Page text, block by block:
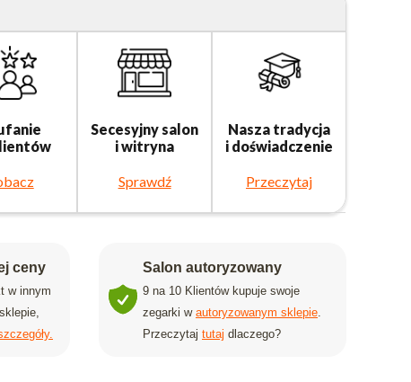
Secesyjny salon
i witryna
Sprawdź
Nasza tradycja
i doświadczenie
Przeczytaj
ceny
w innym
Salon autoryzowany
9 na 10 Klientów kupuje swoje
zegarki w autoryzowanym sklepie.
Przeczytaj tutaj dlaczego?